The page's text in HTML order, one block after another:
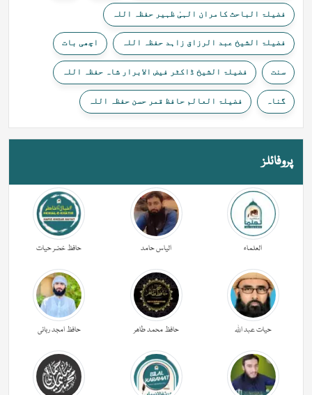
فضیلۃ الباحث کامران الہیٰ ظہیر حفظہ اللہ
فضیلۃ الشیخ عبد الرزاق زاہد حفظہ اللہ اچھی بات
سنت فضیلۃ الشیخ ڈاکٹر فیض الابرار شاہ حفظہ اللہ
گناہ فضیلۃ العالم حافظ قمر حسن حفظہ اللہ
پروفائلز
العلماء الیاس حامد حافظ خضر حیات
حیات عبد اللہ حافظ محمد طاھر حافظ امجد ربانی